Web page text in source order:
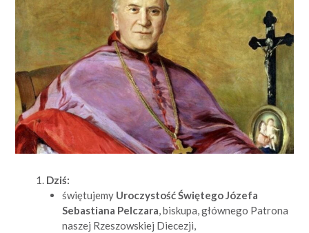
Dziś:
świętujemy Uroczystość Świętego Józefa
Sebastiana Pelczara, biskupa, głównego Patrona
naszej Rzeszowskiej Diecezji,